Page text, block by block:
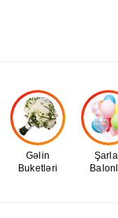
Gəlin
Buketləri